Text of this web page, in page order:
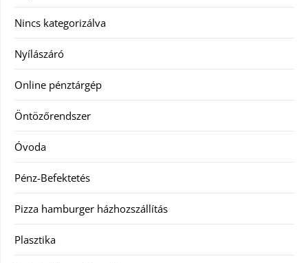
Nincs kategorizálva
Nyílászáró
Online pénztárgép
Öntözőrendszer
Óvoda
Pénz-Befektetés
Pizza hamburger házhozszállítás
Plasztika